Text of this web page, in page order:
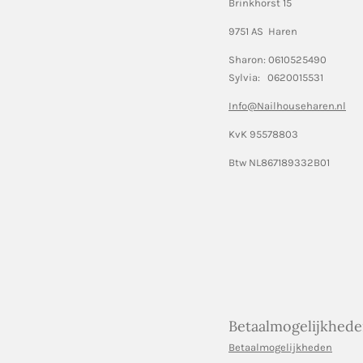
Brinkhorst 15
9751 AS Haren
Sharon: 0610525490
Sylvia: 0620015531
Info@Nailhouseharen.nl
KvK 95578803
Btw NL867189332B01
Betaalmogelijkheden